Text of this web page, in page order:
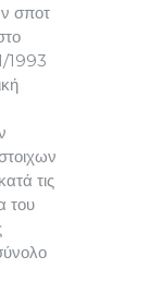
σποτ
1993
τις
του